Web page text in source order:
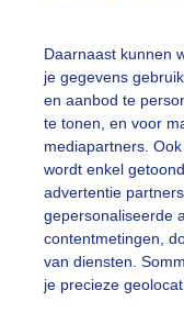
Daarnaast kunnen
je gegevens
en aanbod te
te tonen, en voor
mediapartners.
wordt enkel
advertentie
gepersonaliseerde
contentmetingen,
van diensten.
je precieze
in de polder
Simone Genna
Zonsondergang
slideshow